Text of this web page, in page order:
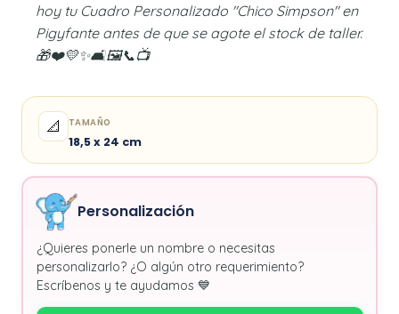
hoy tu Cuadro Personalizado "Chico Simpson" en
Pigyfante antes de que se agote el stock de taller.
🎁❤️💛✨🛋️🖼️📞📺
📐 TAMAÑO
18,5 x 24 cm
Personalización
¿Quieres ponerle un nombre o necesitas
personalizarlo? ¿O algún otro requerimiento?
Escríbenos y te ayudamos 💙